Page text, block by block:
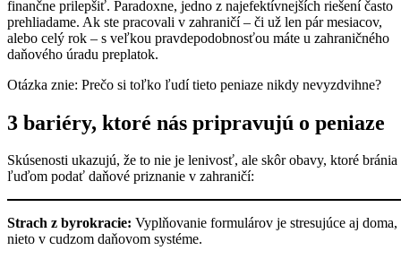
finančne prilepšiť. Paradoxne, jedno z najefektívnejších riešení často
prehliadame. Ak ste pracovali v zahraničí – či už len pár mesiacov,
alebo celý rok – s veľkou pravdepodobnosťou máte u zahraničného
daňového úradu preplatok.
Otázka znie: Prečo si toľko ľudí tieto peniaze nikdy nevyzdvihne?
3 bariéry, ktoré nás pripravujú o peniaze
Skúsenosti ukazujú, že to nie je lenivosť, ale skôr obavy, ktoré bránia
ľuďom podať daňové priznanie v zahraničí:
Strach z byrokracie: Vyplňovanie formulárov je stresujúce aj doma,
nieto v cudzom daňovom systéme.